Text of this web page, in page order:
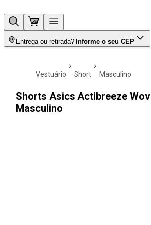
Entrega ou retirada? Informe o seu CEP
vestuário short masculino
Shorts Asics Actibreeze
Masculino